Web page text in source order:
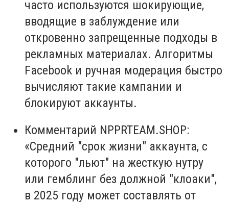
часто используются шокирующие,
вводящие в заблуждение или
откровенно запрещенные подходы в
рекламных материалах. Алгоритмы
Facebook и ручная модерация быстро
вычисляют такие кампании и
блокируют аккаунты.
Комментарий NPPRTEAM.SHOP:
«Средний "срок жизни" аккаунта, с
которого "льют" на жесткую нутру
или гемблинг без должной "клоаки",
в 2025 году может составлять от